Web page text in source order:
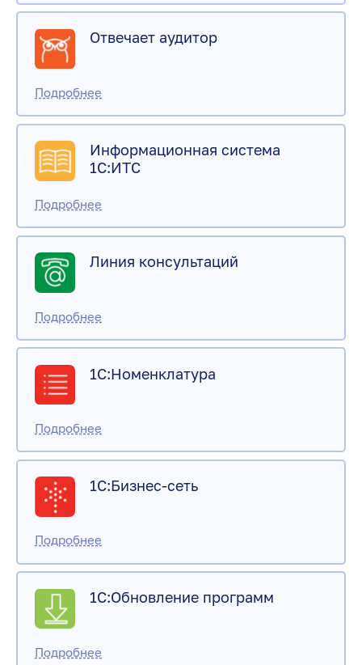
Отвечает аудитор
Информационная система
1С:ИТС
Линия консультаций
1С:Номенклатура
1С:Бизнес-сеть
1С:Обновление программ